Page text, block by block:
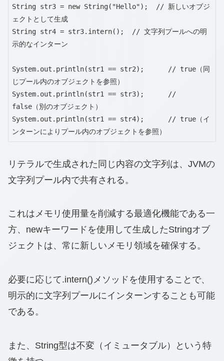
String str3 = new String("Hello");  // 新しいオブジ
ェクトとして生成
String str4 = str3.intern();  // 文字列プールへの明
示的なインターン
System.out.println(str1 == str2);      // true（同
じプール内のオブジェクトを参照）
System.out.println(str1 == str3);      //
false（別のオブジェクト）
System.out.println(str1 == str4);      // true（イ
ンターンによりプール内のオブジェクトを参照）
リテラルで生成された同じ内容の文字列は、JVMの
文字列プール内で共有される。
これはメモリ使用量を削減する最適化機能である一
方、newキーワードを使用して生成したStringオブ
ジェクトは、常に新しいメモリ領域を確保する。
必要に応じて.intern()メソッドを使用することで、
明示的に文字列プールにインターンすることも可能
である。
また、String型は不変（イミュータブル）という特